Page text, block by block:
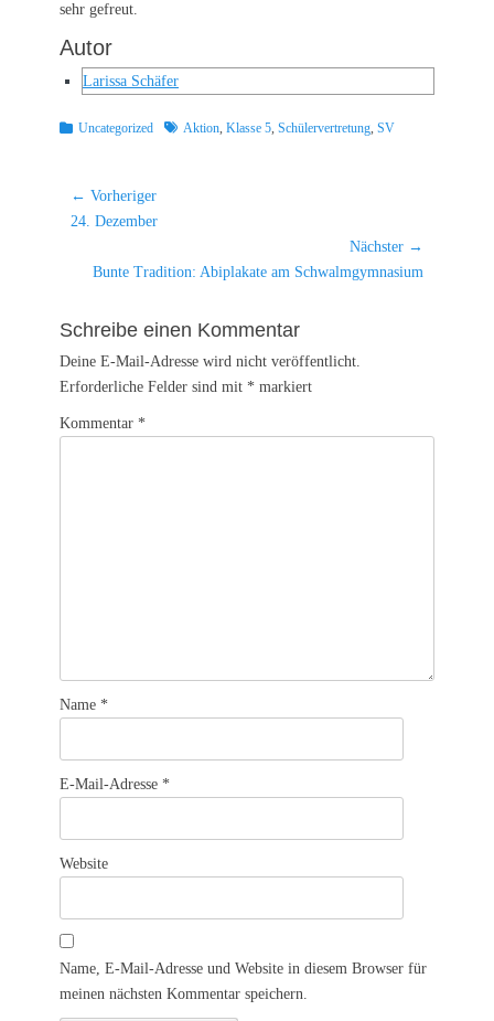
sehr gefreut.
Autor
Larissa Schäfer
Kategorien
Uncategorized Schlagworte
Aktion, Klasse 5, Schülervertretung, SV
Beitragsnavigation
← Vorheriger
Vorheriger
24. Dezember
Nächster →
Nächster
Bunte Tradition: Abiplakate am Schwalmgymnasium
Schreibe einen Kommentar
Deine E-Mail-Adresse wird nicht veröffentlicht.
Erforderliche Felder sind mit * markiert
Kommentar *
Name *
E-Mail-Adresse *
Website
Name, E-Mail-Adresse und Website in diesem Browser für
meinen nächsten Kommentar speichern.